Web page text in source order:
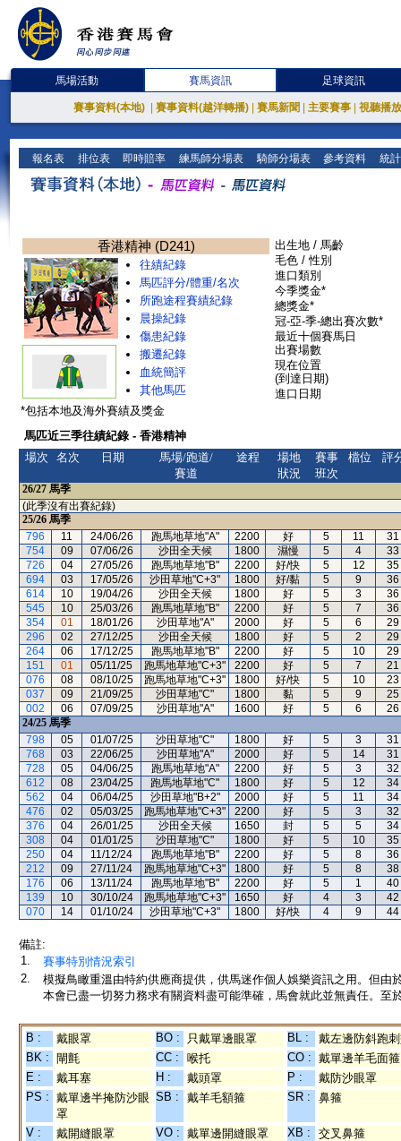
馬場活動 賽馬資訊 足球資訊
賽事資料(本地) 賽事資料(越洋轉播) 賽馬新聞 主要賽事 視聽播
報名表 排位表 即時賠率 練馬師分場表 騎師分場表 參考資料 統
香港精神 (D241)
往績紀錄
馬匹評分/體重/名次
所跑途程賽績紀錄
晨操紀錄
傷患紀錄
搬遷紀錄
血統簡評
其他馬匹
出生地 / 馬齡
毛色 / 性別
進口類別
今季獎金*
總獎金*
冠-亞-季-總出賽次數*
最近十個賽馬日
出賽場數
現在位置
(到達日期)
進口日期
*包括本地及海外賽績及獎金
馬匹近三季往績紀錄 - 香港精神
場次
名次 日期
馬場/跑道/
賽道
途程
場地
狀況
賽事
班次
檔位 評
26/27 馬季
(此季沒有出賽紀錄)
25/26 馬季
796
11 24/06/26 跑馬地草地"A" 2200 好 5 11
31
754
09 07/06/26 沙田全天候 1800 濕慢 5 4
33
726
04 27/05/26 跑馬地草地"B" 2200 好/快 5 12
35
694
03 17/05/26 沙田草地"C+3" 1800 好/黏 5 9
36
614
10 19/04/26 沙田全天候 1800 好 5 3
36
545
10 25/03/26 跑馬地草地"B" 2200 好 5 7
36
354
01 18/01/26 沙田草地"A" 2000 好 5 6
29
296
02 27/12/25 沙田全天候 1800 好 5 2
29
264
06 17/12/25 跑馬地草地"B" 2200 好 5 10
29
151
01 05/11/25 跑馬地草地"C+3" 2200 好 5 7
21
076
08 08/10/25 跑馬地草地"C+3" 1800 好/快 5 10
23
037
09 21/09/25 沙田草地"C" 1800 黏 5 9
25
002
06 07/09/25 沙田草地"A" 1600 好 5 6
26
24/25 馬季
798
05 01/07/25 沙田草地"C" 1800 好 5 3
31
768
03 22/06/25 沙田草地"A" 2000 好 5 14
31
728
05 04/06/25 跑馬地草地"A" 2200 好 5 3
32
612
08 23/04/25 跑馬地草地"C" 1800 好 5 12
34
562
04 06/04/25 沙田草地"B+2" 2000 好 5 11
34
476
02 05/03/25 跑馬地草地"C+3" 2200 好 5 3
32
376
04 26/01/25 沙田全天候 1650 封 5 5
34
308
04 01/01/25 沙田草地"C" 1800 好 5 10
35
250
04 11/12/24 跑馬地草地"B" 2200 好 5 8
36
212
09 27/11/24 跑馬地草地"C+3" 1800 好 5 8
38
176
06 13/11/24 跑馬地草地"B" 2200 好 5 1
40
139
10 30/10/24 跑馬地草地"C+3" 1650 好 4 3
42
070
14 01/10/24 沙田草地"C+3" 1800 好/快 4 9 44
備註:
1.
賽事特別情況索引
2.
模擬鳥瞰重溫由特約供應商提供，供馬迷作個人娛樂資訊之用。但
本會已盡一切努力務求有關資料盡可能準確，馬會就此並無責任。至
B : 戴眼罩 BO : 只戴單邊眼罩 BL :
戴左邊防斜跑
BK :
閘氈 CC : 喉托 CO : 戴單邊羊毛面箍
E :
戴耳塞 H : 戴頭罩 P :
戴防沙眼罩
PS : 戴單邊半掩防沙眼
罩
SB : 戴羊毛額箍 SR : 鼻箍
V : 戴開縫眼罩 VO : 戴單邊開縫眼罩 XB :
交叉鼻箍